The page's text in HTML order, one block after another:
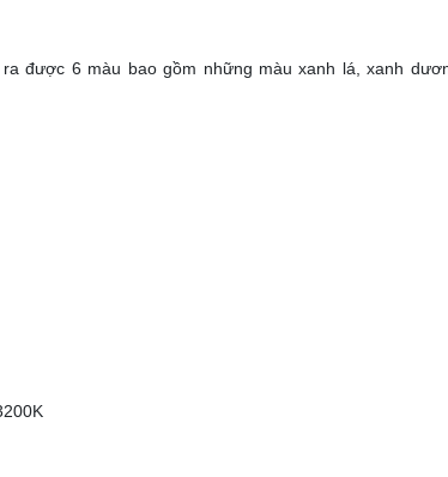
được 6 màu bao gồm những màu xanh lá, xanh